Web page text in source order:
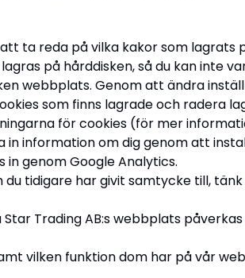
ta reda på vilka kakor som lagrats
på hårddisken, så du kan inte
webbplats. Genom att ändra
som finns lagrade och radera
för cookies (för mer
in information om dig genom att
genom Google Analytics.
tidigare har givit samtycke till,
Trading AB:s webbplats
vilken funktion dom har på vår